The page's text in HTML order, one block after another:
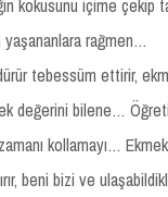
kokusunu içime çekip
rağmen…
tebessüm ettirir,
değerini bilene…
kollamayı…
beni bizi ve